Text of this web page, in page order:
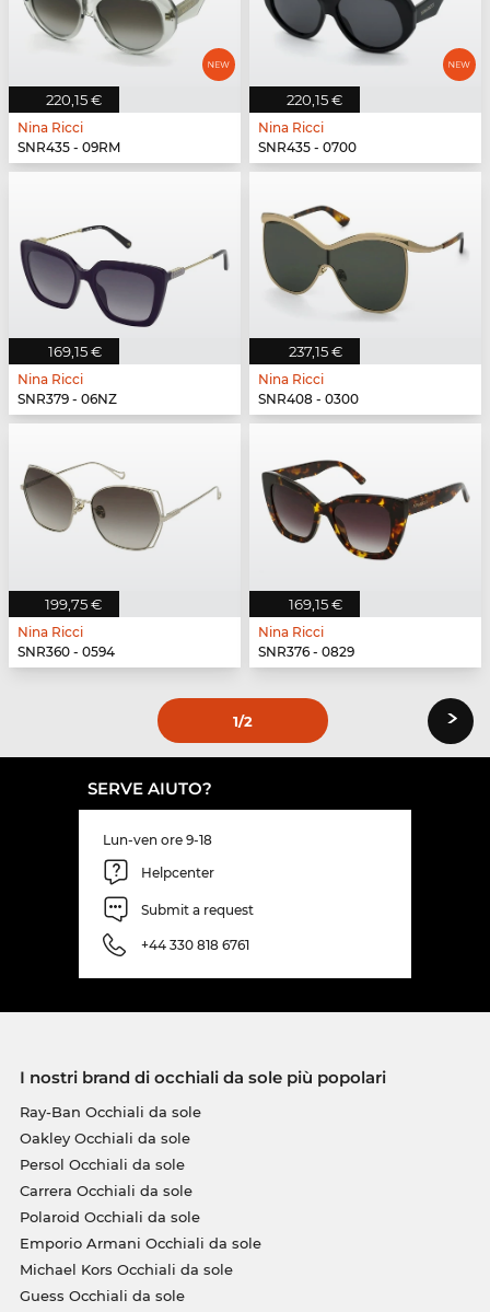
220,15 €
Nina Ricci
SNR435 - 09RM
220,15 €
Nina Ricci
SNR435 - 0700
169,15 €
Nina Ricci
SNR379 - 06NZ
237,15 €
Nina Ricci
SNR408 - 0300
199,75 €
Nina Ricci
SNR360 - 0594
169,15 €
Nina Ricci
SNR376 - 0829
1/2 ›
SERVE AIUTO?
Lun-ven ore 9-18
Helpcenter
Submit a request
+44 330 818 6761
I nostri brand di occhiali da sole più popolari
Ray-Ban Occhiali da sole
Oakley Occhiali da sole
Persol Occhiali da sole
Carrera Occhiali da sole
Polaroid Occhiali da sole
Emporio Armani Occhiali da sole
Michael Kors Occhiali da sole
Guess Occhiali da sole